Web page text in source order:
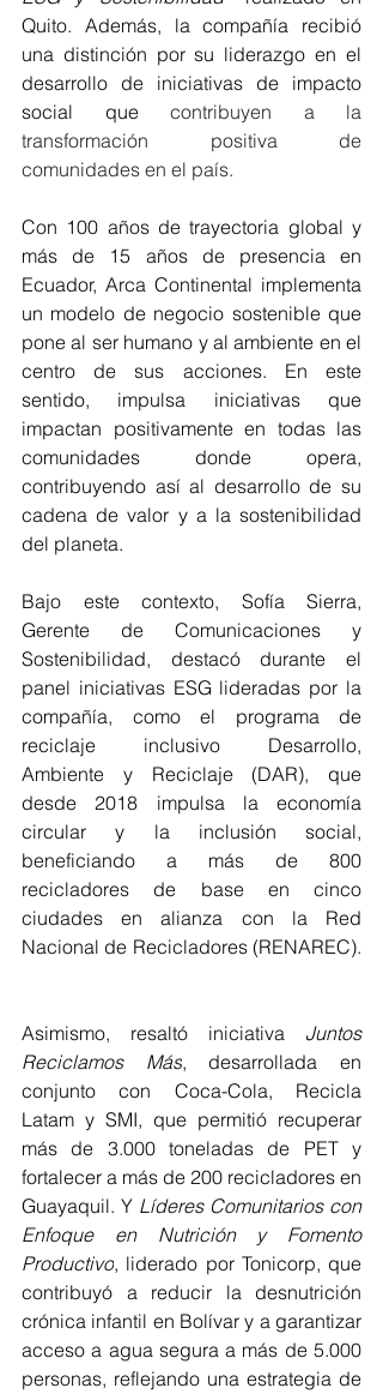
Quito. Además, la compañía recibió
una distinción por su liderazgo en el
desarrollo de iniciativas de impacto
social que contribuyen a la
transformación positiva de
comunidades en el país.
Con 100 años de trayectoria global y
más de 15 años de presencia en
Ecuador, Arca Continental implementa
un modelo de negocio sostenible que
pone al ser humano y al ambiente en el
centro de sus acciones. En este
sentido, impulsa iniciativas que
impactan positivamente en todas las
comunidades donde opera,
contribuyendo así al desarrollo de su
cadena de valor y a la sostenibilidad
del planeta.
Bajo este contexto, Sofía Sierra,
Gerente de Comunicaciones y
Sostenibilidad, destacó durante el
panel iniciativas ESG lideradas por la
compañía, como el programa de
reciclaje inclusivo Desarrollo,
Ambiente y Reciclaje (DAR), que
desde 2018 impulsa la economía
circular y la inclusión social,
beneficiando a más de 800
recicladores de base en cinco
ciudades en alianza con la Red
Nacional de Recicladores (RENAREC).
Asimismo, resaltó iniciativa Juntos
Reciclamos Más, desarrollada en
conjunto con Coca-Cola, Recicla
Latam y SMI, que permitió recuperar
más de 3.000 toneladas de PET y
fortalecer a más de 200 recicladores en
Guayaquil. Y Líderes Comunitarios con
Enfoque en Nutrición y Fomento
Productivo, liderado por Tonicorp, que
contribuyó a reducir la desnutrición
crónica infantil en Bolívar y a garantizar
acceso a agua segura a más de 5.000
personas, reflejando una estrategia de